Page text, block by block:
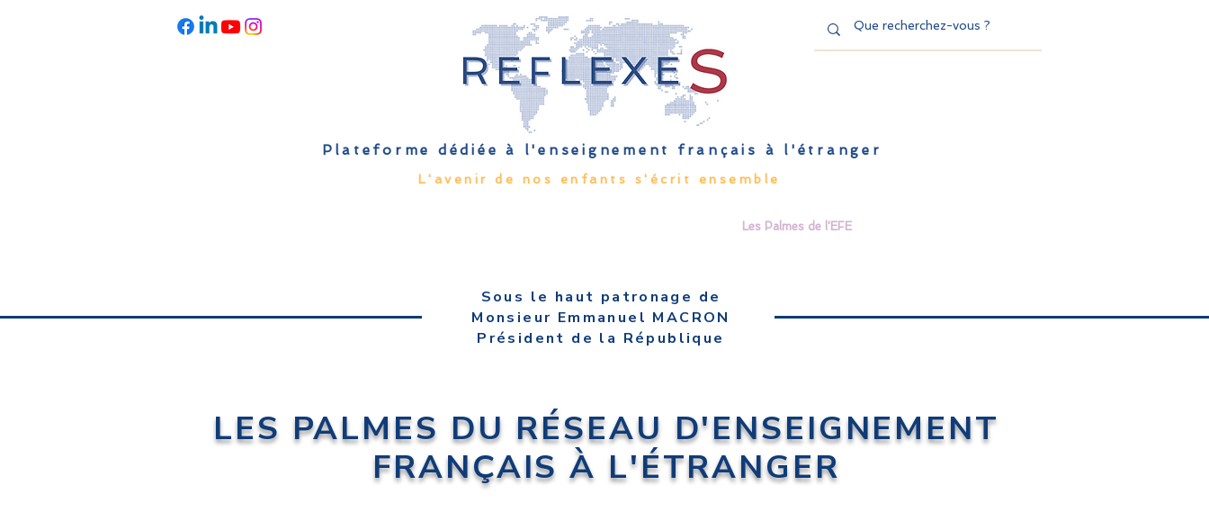
Plateforme dédiée à l'enseignement français à l'étranger
L'avenir de nos enfants s'écrit ensemble
Les Palmes de l'EFE
Sous le haut patronage de
Monsieur Emmanuel MACRON
Président de la République
LES PALMES DU RÉSEAU D'ENSEIGNEMENT
FRANÇAIS À L'ÉTRANGER